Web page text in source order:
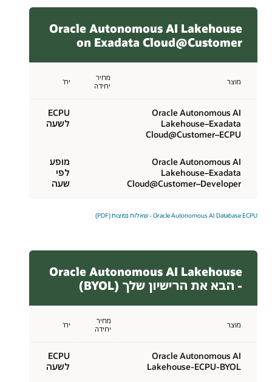
Oracle Autonomous AI Lakehouse
on Exadata Cloud@Customer
מוצר
מחיר
יחידה
יח'
Oracle Autonomous AI
Lakehouse–Exadata
Cloud@Customer–ECPU
ECPU
לשעה
Oracle Autonomous AI
Lakehouse–Exadata
Cloud@Customer–Developer
מופע
לפי
שעה
Oracle Autonomous AI Database ECPU - שאלות נפוצות (PDF)
Oracle Autonomous AI Lakehouse
- הבא את הרישיון שלך (BYOL)
מוצר
מחיר
יחידה
יח'
Oracle Autonomous AI
Lakehouse-ECPU-BYOL
ECPU
לשעה